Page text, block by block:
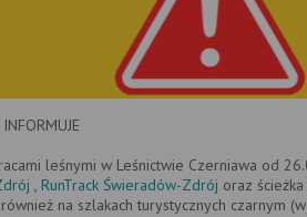
leśnymi w Leśnictwie Czerniawa od
, RunTrack Świeradów-Zdrój oraz
na szlakach turystycznych czarnym